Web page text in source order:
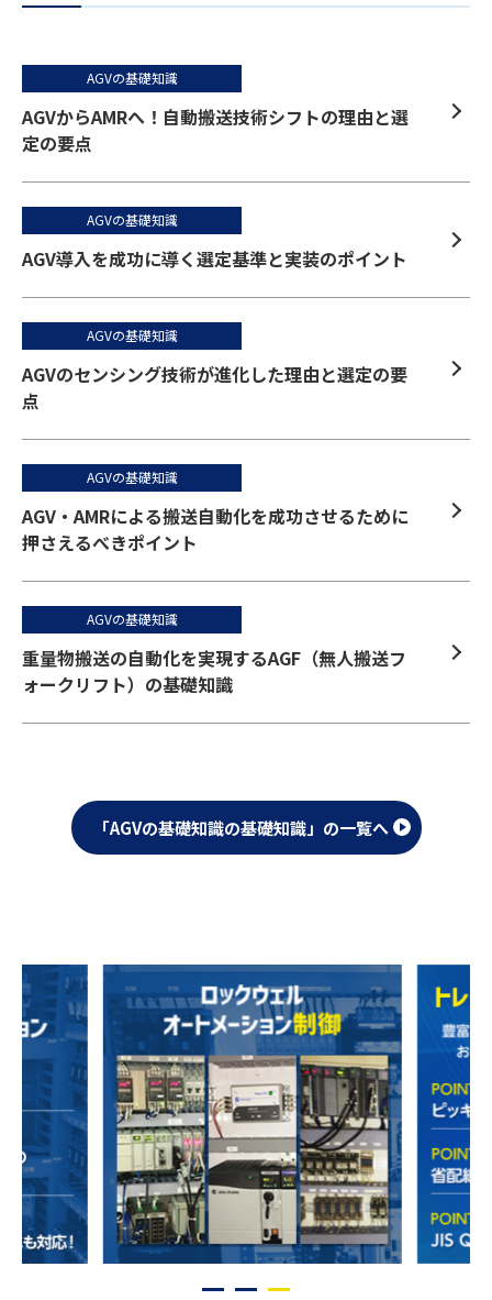
AGVの基礎知識
AGVからAMRへ！自動搬送技術シフトの理由と選
定の要点
AGVの基礎知識
AGV導入を成功に導く選定基準と実装のポイント
AGVの基礎知識
AGVのセンシング技術が進化した理由と選定の要
点
AGVの基礎知識
AGV・AMRによる搬送自動化を成功させるために
押さえるべきポイント
AGVの基礎知識
重量物搬送の自動化を実現するAGF（無人搬送フ
ォークリフト）の基礎知識
「AGVの基礎知識の基礎知識」の一覧へ